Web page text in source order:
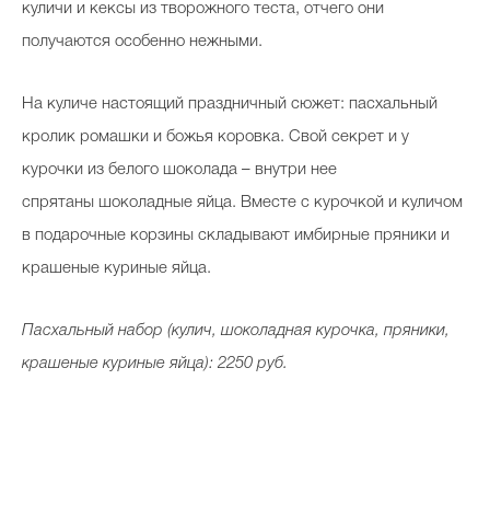
куличи и кексы из творожного теста, отчего они
получаются особенно нежными.
На куличе настоящий праздничный сюжет: пасхальный
кролик ромашки и божья коровка. Свой секрет и у
курочки из белого шоколада – внутри нее
спрятаны шоколадные яйца. Вместе с курочкой и куличом
в подарочные корзины складывают имбирные пряники и
крашеные куриные яйца.
Пасхальный набор (кулич, шоколадная курочка, пряники,
крашеные куриные яйца): 2250 руб.